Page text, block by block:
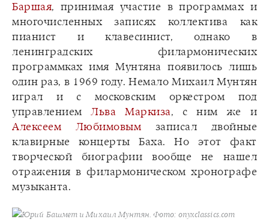
Баршая, принимая участие в программах и
многочисленных записях коллектива как
пианист и клавесинист, однако в
ленинградских филармонических
программках имя Мунтяна появилось лишь
один раз, в 1969 году. Немало Михаил Мунтян
играл и с московским оркестром под
управлениемЛьва Маркиза, с ним же и
Алексеем Любимовым записал двойные
клавирные концерты Баха. Но этот факт
творческой биографии вообще не нашел
отражения в филармоническом хронографе
музыканта.
Юрий Башмет и Михаил Мунтян. Фото: onyxclassics.com